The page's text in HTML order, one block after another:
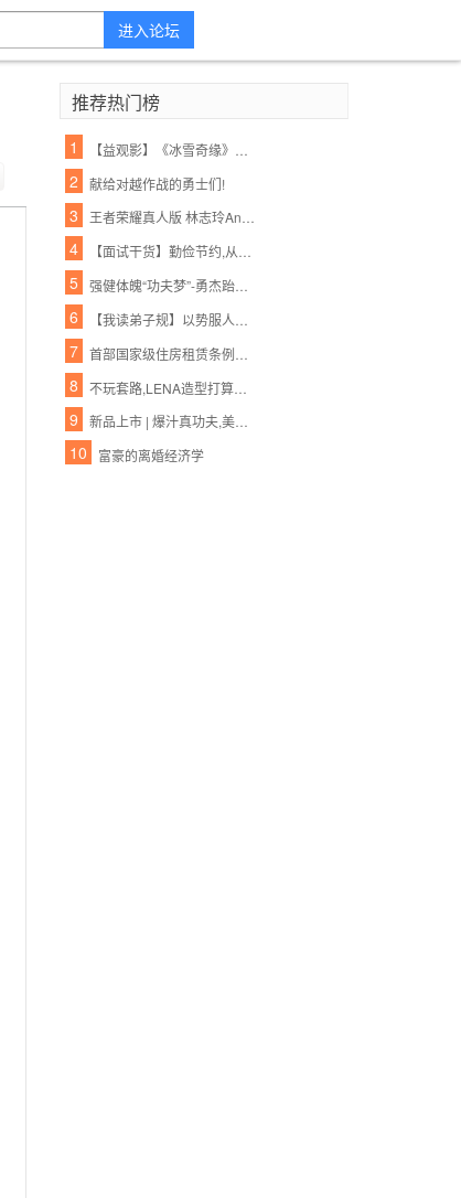
进入论坛
推荐热门榜
1
2 献给对越作战的勇士们!
3 王者荣耀真人版 林志玲Angelababy将助阵
4
5 强健体魄“功夫梦”-勇杰跆拳道暑假特训营火爆召集中...世界这么大,出去看看,有一技才能保护好自己,跆拳道你的必杀技..
6
7
8 不玩套路,LENA造型打算在你头上玩点真功夫.
9 新品上市 | 爆汁真功夫,美味肉丸与您相“惠”
10 富豪的离婚经济学